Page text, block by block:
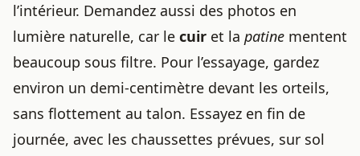
l’intérieur. Demandez aussi des photos en
lumière naturelle, car le cuir et la patine mentent
beaucoup sous filtre. Pour l’essayage, gardez
environ un demi-centimètre devant les orteils,
sans flottement au talon. Essayez en fin de
journée, avec les chaussettes prévues, sur sol